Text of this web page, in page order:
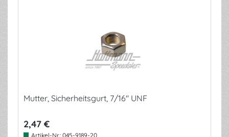
Mutter, Sicherheitsgurt, 7/16" UNF
2,47 €
Artikel-Nr.: 045-9189-20